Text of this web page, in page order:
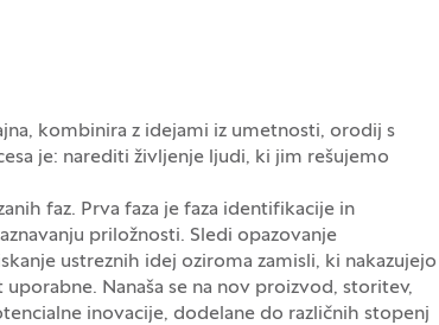
kombinira z idejami iz umetnosti, orodij s
je: narediti življenje ljudi, ki jim rešujemo
faz. Prva faza je faza identifikacije in
priložnosti. Sledi opazovanje
ustreznih idej oziroma zamisli, ki nakazujejo
Nanaša se na nov proizvod, storitev,
inovacije, dodelane do različnih stopenj